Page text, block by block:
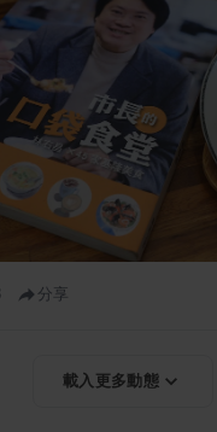
分享
載入更多動態